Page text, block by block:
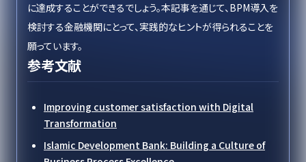
に達成することができるでしょう。本記事を通じて、BPM導入を
検討する金融機関にとって、実践的なヒントが得られることを
願っています。
参考文献
Improving customer satisfaction with Digital
Transformation
Islamic Development Bank: Building a Culture of